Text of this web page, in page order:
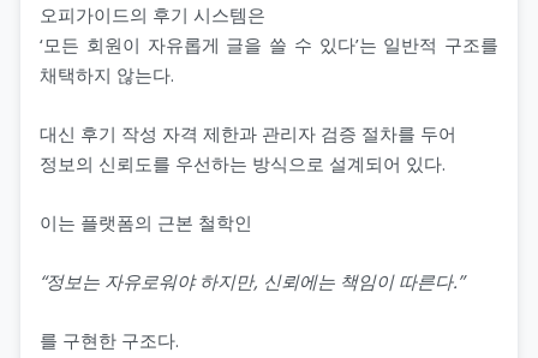
오피가이드의 후기 시스템은
‘모든 회원이 자유롭게 글을 쓸 수 있다’는 일반적 구조를
채택하지 않는다.
대신 후기 작성 자격 제한과 관리자 검증 절차를 두어
정보의 신뢰도를 우선하는 방식으로 설계되어 있다.
이는 플랫폼의 근본 철학인
“정보는 자유로워야 하지만, 신뢰에는 책임이 따른다.”
를 구현한 구조다.